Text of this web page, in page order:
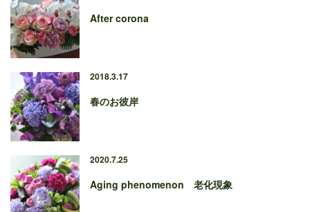
After corona
2018.3.17
春のお彼岸
2020.7.25
Aging phenomenon 老化現象